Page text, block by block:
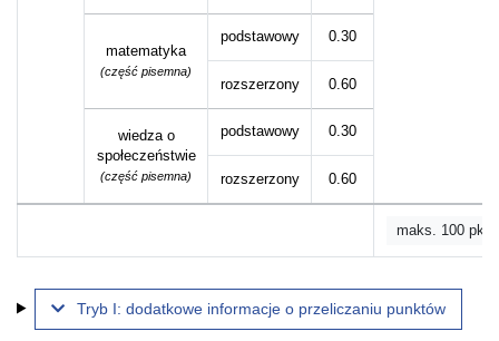
matematyka
(część pisemna)
podstawowy 0.30
rozszerzony 0.60
wiedza o
społeczeństwie
(część pisemna)
podstawowy 0.30
rozszerzony 0.60
maks. 100 pkt
Tryb I: dodatkowe informacje o przeliczaniu punktów